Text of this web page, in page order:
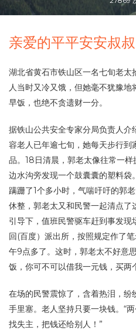
亲爱的平平安安叔叔
湖北省黄石市铁山区一名七旬老
人当时又冷又饿，但她毫不犹豫
早饭，也绝不贪遗财一分。
据铁山公共安全专家分局负责人介
容老人已年逾七旬，她每天步行到
品。18日清晨，郭老太像往常一
边水沟旁发现一个鼓囊囊的塑料袋
蹒跚了1个多小时，气喘吁吁的郭
休整，郭老太又和民警一起清点
引导下，值班民警驱车赶到事发现
回(百度）派出所，按照规定作了
午9点多了。这时，郭老太不好意
饭，你可不可以借我一元钱，买两
在场的民警震惊了，含着热泪，纷
手里塞。老人坚持只要一块钱。“
找失主，把钱还给别人！”